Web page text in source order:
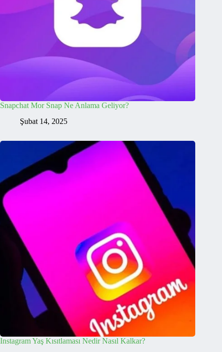
Snapchat Mor Snap Ne Anlama Geliyor?
Şubat 14, 2025
Instagram Yaş Kısıtlaması Nedir Nasıl Kalkar?